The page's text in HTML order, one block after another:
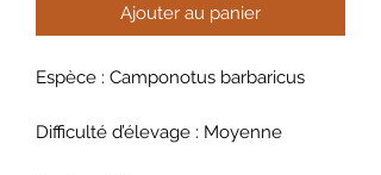
Ajouter au panier
Espèce : Camponotus barbaricus
Difficulté d’élevage : Moyenne